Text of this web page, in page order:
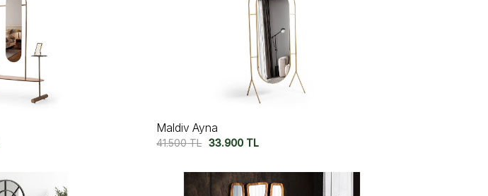
Maldiv Ayna
41.500TL 33.900 TL